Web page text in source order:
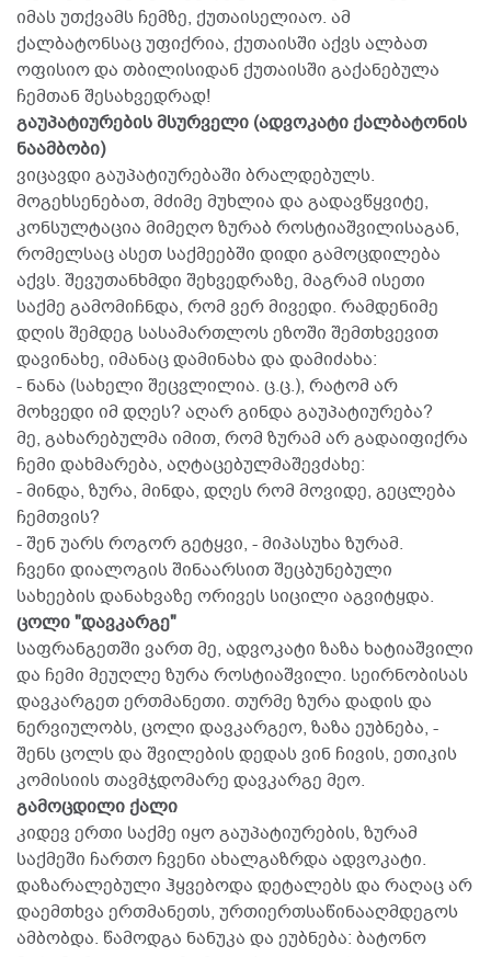
იმას უთქვამს ჩემზე, ქუთაისელიაო. ამ
ქალბატონსაც უფიქრია, ქუთაისში აქვს ალბათ
ოფისიო და თბილისიდან ქუთაისში გაქანებულა
ჩემთან შესახვედრად!
გაუპატიურების მსურველი (ადვოკატი ქალბატონის
ნაამბობი)
ვიცავდი გაუპატიურებაში ბრალდებულს.
მოგეხსენებათ, მძიმე მუხლია და გადავწყვიტე,
კონსულტაცია მიმეღო ზურაბ როსტიაშვილისაგან,
რომელსაც ასეთ საქმეებში დიდი გამოცდილება
აქვს. შევუთანხმდი შეხვედრაზე, მაგრამ ისეთი
საქმე გამომიჩნდა, რომ ვერ მივედი. რამდენიმე
დღის შემდეგ სასამართლოს ეზოში შემთხვევით
დავინახე, იმანაც დამინახა და დამიძახა:
- ნანა (სახელი შეცვლილია. ც.ც.), რატომ არ
მოხვედი იმ დღეს? აღარ გინდა გაუპატიურება?
მე, გახარებულმა იმით, რომ ზურამ არ გადაიფიქრა
ჩემი დახმარება, აღტაცებულმაშევძახე:
- მინდა, ზურა, მინდა, დღეს რომ მოვიდე, გეცლება
ჩემთვის?
- შენ უარს როგორ გეტყვი, - მიპასუხა ზურამ.
ჩვენი დიალოგის შინაარსით შეცბუნებული
სახეების დანახვაზე ორივეს სიცილი აგვიტყდა.
ცოლი "დავკარგე"
საფრანგეთში ვართ მე, ადვოკატი ზაზა ხატიაშვილი
და ჩემი მეუღლე ზურა როსტიაშვილი. სეირნობისას
დავკარგეთ ერთმანეთი. თურმე ზურა დადის და
ნერვიულობს, ცოლი დავკარგეო, ზაზა ეუბნება, -
შენს ცოლს და შვილების დედას ვინ ჩივის, ეთიკის
კომისიის თავმჯდომარე დავკარგე მეო.
გამოცდილი ქალი
კიდევ ერთი საქმე იყო გაუპატიურების, ზურამ
საქმეში ჩართო ჩვენი ახალგაზრდა ადვოკატი.
დაზარალებული ჰყვებოდა დეტალებს და რაღაც არ
დაემთხვა ერთმანეთს, ურთიერთსაწინააღმდეგოს
ამბობდა. წამოდგა ნანუკა და ეუბნება: ბატონო